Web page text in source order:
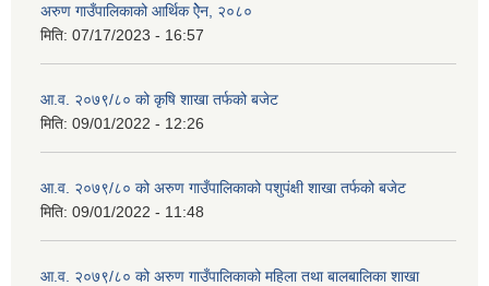
अरुण गाउँपालिकाको आर्थिक ऐेन, २०८०
मिति: 07/17/2023 - 16:57
आ.व. २०७९/८० को कृषि शाखा तर्फको बजेट
मिति: 09/01/2022 - 12:26
आ.व. २०७९/८० को अरुण गाउँपालिकाको पशुपंक्षी शाखा तर्फको बजेट
मिति: 09/01/2022 - 11:48
आ.व. २०७९/८० को अरुण गाउँपालिकाको महिला तथा बालबालिका शाखा